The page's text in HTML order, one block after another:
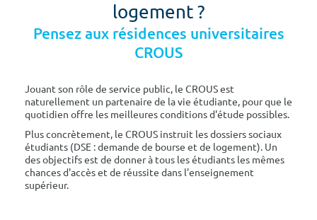
logement ?
Pensez aux résidences universitaires
CROUS
Jouant son rôle de service public, le CROUS est
naturellement un partenaire de la vie étudiante, pour que le
quotidien offre les meilleures conditions d'étude possibles.
Plus concrètement, le CROUS instruit les dossiers sociaux
étudiants (DSE : demande de bourse et de logement). Un
des objectifs est de donner à tous les étudiants les mêmes
chances d'accès et de réussite dans l'enseignement
supérieur.